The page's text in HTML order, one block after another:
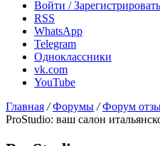
Войти /
RSS
WhatsApp
Telegram
Одноклассники
vk.com
YouTube
Главная / Форумы / Форум
ProStudio: ваш салон